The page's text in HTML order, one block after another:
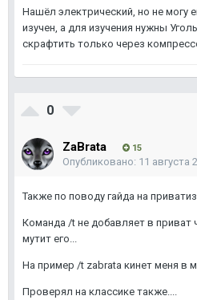
Нашёл электрический, но не могу
изучен, а для изучения нужны
скрафтить только через
0
ZaBrata 15
Опубликовано: 11 августа
Также по поводу гайда на
Команда /t не добавляет в приват
мутит его...
На пример /t zabrata кинет меня в
Проверял на классике также....